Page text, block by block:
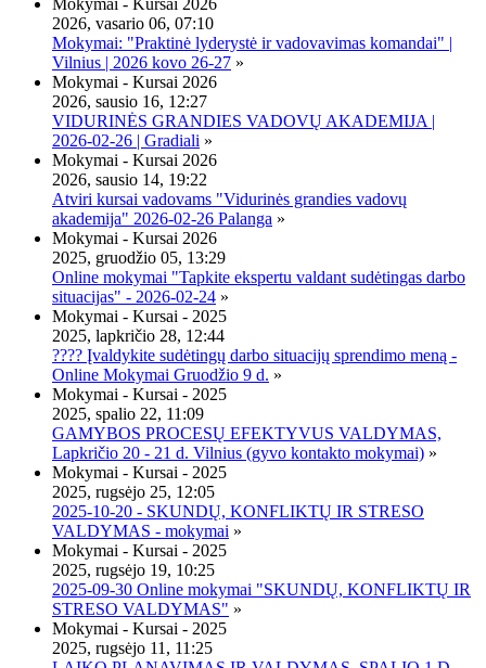
Mokymai - Kursai 2026
2026, vasario 06, 07:10
Mokymai: "Praktinė lyderystė ir vadovavimas komandai" |
Vilnius | 2026 kovo 26-27 »
Mokymai - Kursai 2026
2026, sausio 16, 12:27
VIDURINĖS GRANDIES VADOVŲ AKADEMIJA |
2026-02-26 | Gradiali »
Mokymai - Kursai 2026
2026, sausio 14, 19:22
Atviri kursai vadovams "Vidurinės grandies vadovų
akademija" 2026-02-26 Palanga »
Mokymai - Kursai 2026
2025, gruodžio 05, 13:29
Online mokymai "Tapkite ekspertu valdant sudėtingas darbo
situacijas" - 2026-02-24 »
Mokymai - Kursai - 2025
2025, lapkričio 28, 12:44
???? Įvaldykite sudėtingų darbo situacijų sprendimo meną -
Online Mokymai Gruodžio 9 d. »
Mokymai - Kursai - 2025
2025, spalio 22, 11:09
GAMYBOS PROCESŲ EFEKTYVUS VALDYMAS,
Lapkričio 20 - 21 d. Vilnius (gyvo kontakto mokymai) »
Mokymai - Kursai - 2025
2025, rugsėjo 25, 12:05
2025-10-20 - SKUNDŲ, KONFLIKTŲ IR STRESO
VALDYMAS - mokymai »
Mokymai - Kursai - 2025
2025, rugsėjo 19, 10:25
2025-09-30 Online mokymai "SKUNDŲ, KONFLIKTŲ IR
STRESO VALDYMAS" »
Mokymai - Kursai - 2025
2025, rugsėjo 11, 11:25